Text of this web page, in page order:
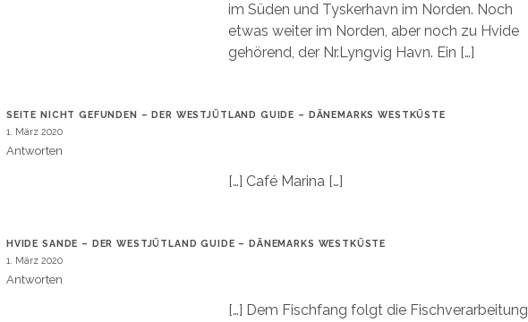
im Süden und Tyskerhavn im Norden. Noch
etwas weiter im Norden, aber noch zu Hvide
gehörend, der Nr.Lyngvig Havn. Ein […]
SEITE NICHT GEFUNDEN – DER WESTJÜTLAND GUIDE – DÄNEMARKS WESTKÜSTE
1. März 2020
Antworten
[…] Café Marina […]
HVIDE SANDE – DER WESTJÜTLAND GUIDE – DÄNEMARKS WESTKÜSTE
1. März 2020
Antworten
[…] Dem Fischfang folgt die Fischverarbeitung